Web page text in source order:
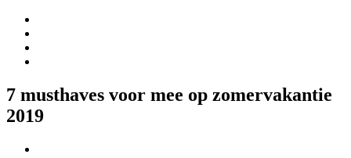
7 musthaves voor mee op zomervakantie
2019